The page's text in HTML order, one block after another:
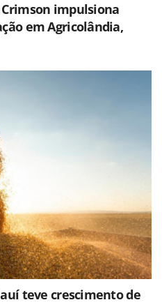
impulsiona
em Agricolândia,
teve crescimento de